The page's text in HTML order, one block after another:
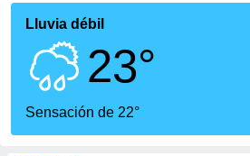
por
se
calidad.
a este
las
Lluvia débil
23°
Sensación de 22°